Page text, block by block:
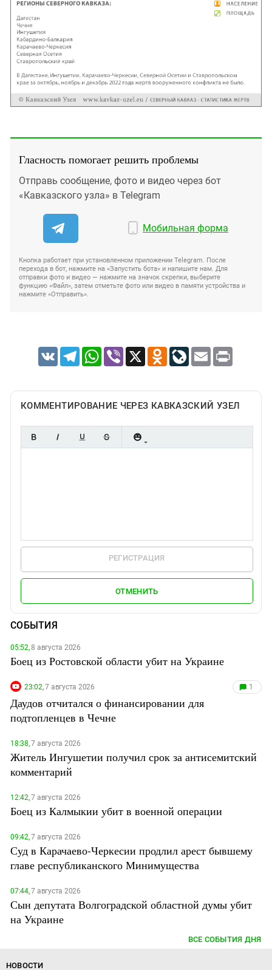
Гласность помогает решить проблемы
Отправь сообщение, фото и видео через бот
«Кавказского узла» в Telegram
Мобильная форма
Кнопка работает при установленном приложении Telegram. После
перехода в бот, нажмите на «Запустить бота» и напишите нам. Для
отправки фото и видео — нажмите на значок скрепки, выберите
функцию «Файл», затем отметьте фото или видео в памяти устройства и
нажмите «Отправить».
VK TelegramWhatsApp
Viber X Odnoklassniki
LiveJournal
Email Print
КОММЕНТИРОВАНИЕ ЧЕРЕЗ КАВКАЗСКИЙ УЗЕЛ
РЕГИСТРАЦИЯ
ОТМЕНИТЬ
СОБЫТИЯ
05:52,8 августа 2026
Боец из Ростовской области убит на Украине
23:02,7 августа 2026 1
Даудов отчитался о финансировании для
подтопленцев в Чечне
18:38,7 августа 2026
Житель Ингушетии получил срок за антисемитский
комментарий
12:42,7 августа 2026
Боец из Калмыкии убит в военной операции
09:42,7 августа 2026
Суд в Карачаево-Черкесии продлил арест бывшему
главе республиканского Минимущества
07:44,7 августа 2026
Сын депутата Волгоградской областной думы убит
на Украине
ВСЕ СОБЫТИЯ ДНЯ
НОВОСТИ